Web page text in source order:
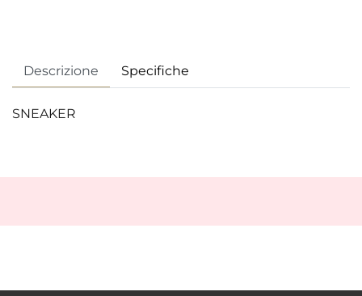
Descrizione Specifiche
SNEAKER